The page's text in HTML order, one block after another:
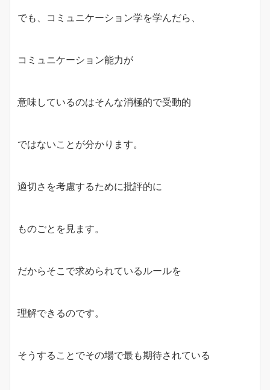
でも、コミュニケーション学を学んだら、
コミュニケーション能力が
意味しているのはそんな消極的で受動的
ではないことが分かります。
適切さを考慮するために批評的に
ものごとを見ます。
だからそこで求められているルールを
理解できるのです。
そうすることでその場で最も期待されている